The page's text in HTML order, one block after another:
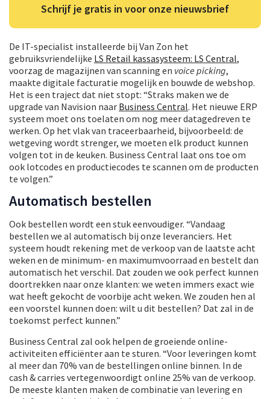
Schrijf je gratis in voor onze nieuwsbrief
De IT-specialist installeerde bij Van Zon het
gebruiksvriendelijke LS Retail kassasysteem: LS Central,
voorzag de magazijnen van scanning en voice picking,
maakte digitale facturatie mogelijk en bouwde de webshop.
Het is een traject dat niet stopt: “Straks maken we de
upgrade van Navision naar Business Central. Het nieuwe ERP
systeem moet ons toelaten om nog meer datagedreven te
werken. Op het vlak van traceerbaarheid, bijvoorbeeld: de
wetgeving wordt strenger, we moeten elk product kunnen
volgen tot in de keuken. Business Central laat ons toe om
ook lotcodes en productiecodes te scannen om de producten
te volgen.”
Automatisch bestellen
Ook bestellen wordt een stuk eenvoudiger. “Vandaag
bestellen we al automatisch bij onze leveranciers. Het
systeem houdt rekening met de verkoop van de laatste acht
weken en de minimum- en maximumvoorraad en bestelt dan
automatisch het verschil. Dat zouden we ook perfect kunnen
doortrekken naar onze klanten: we weten immers exact wie
wat heeft gekocht de voorbije acht weken. We zouden hen al
een voorstel kunnen doen: wilt u dit bestellen? Dat zal in de
toekomst perfect kunnen.”
Business Central zal ook helpen de groeiende online-
activiteiten efficiënter aan te sturen. “Voor leveringen komt
al meer dan 70% van de bestellingen online binnen. In de
cash & carries vertegenwoordigt online 25% van de verkoop.
De meeste klanten maken de combinatie van levering en